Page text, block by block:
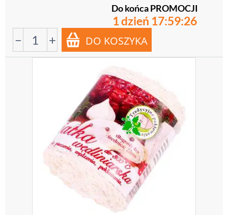
Do końca PROMOCJI
1 dzień 17:59:25
− +